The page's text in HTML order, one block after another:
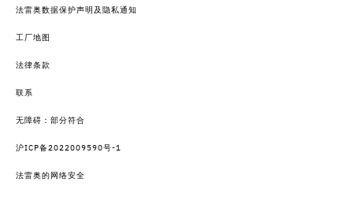
法雷奥数据保护声明及隐私通知
工厂地图
法律条款
联系
无障碍：部分符合
沪ICP备2022009590号-1
法雷奥的网络安全